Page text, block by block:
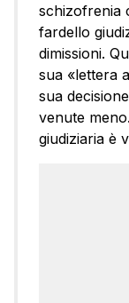
schizofrenia
fardello
dimissioni.
sua «lettera
sua
venute
giudiziaria è